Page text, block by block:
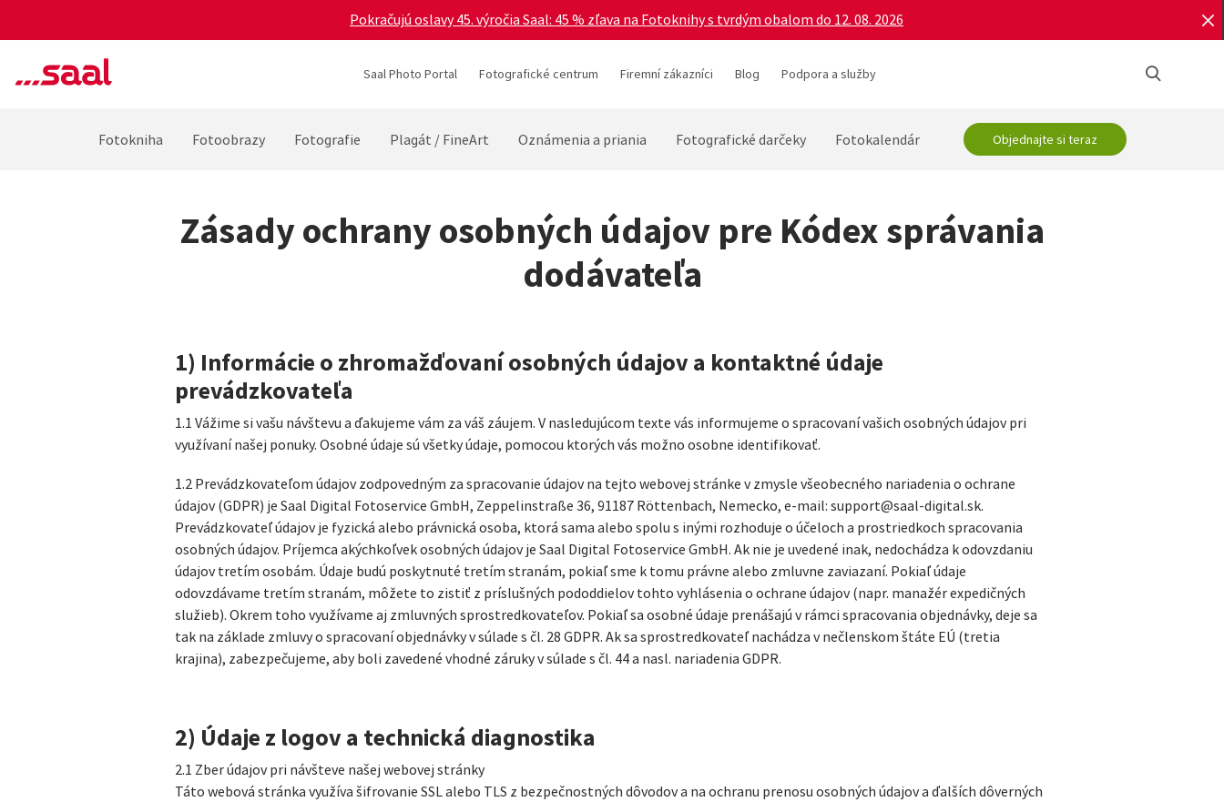
Pokračujú oslavy 45. výročia Saal: 45 % zľava na Fotoknihy s tvrdým obalom do 12. 08. 2026
Saal Photo Portal Fotografické centrum Firemní zákazníci Blog Podpora a služby
Fotokniha Fotoobrazy Fotografie Plagát / FineArt Oznámenia a priania Fotografické darčeky Fotokalendár Objednajte si teraz
Zásady ochrany osobných údajov pre Kódex správania
dodávateľa
1) Informácie o zhromažďovaní osobných údajov a kontaktné údaje
prevádzkovateľa
1.1 Vážime si vašu návštevu a ďakujeme vám za váš záujem. V nasledujúcom texte vás informujeme o spracovaní vašich osobných údajov pri
využívaní našej ponuky. Osobné údaje sú všetky údaje, pomocou ktorých vás možno osobne identifikovať.
1.2 Prevádzkovateľom údajov zodpovedným za spracovanie údajov na tejto webovej stránke v zmysle všeobecného nariadenia o ochrane
údajov (GDPR) je Saal Digital Fotoservice GmbH, Zeppelinstraße 36, 91187 Röttenbach, Nemecko, e-mail: support@saal-digital.sk.
Prevádzkovateľ údajov je fyzická alebo právnická osoba, ktorá sama alebo spolu s inými rozhoduje o účeloch a prostriedkoch spracovania
osobných údajov. Príjemca akýchkoľvek osobných údajov je Saal Digital Fotoservice GmbH. Ak nie je uvedené inak, nedochádza k odovzdaniu
údajov tretím osobám. Údaje budú poskytnuté tretím stranám, pokiaľ sme k tomu právne alebo zmluvne zaviazaní. Pokiaľ údaje
odovzdávame tretím stranám, môžete to zistiť z príslušných pododdielov tohto vyhlásenia o ochrane údajov (napr. manažér expedičných
služieb). Okrem toho využívame aj zmluvných sprostredkovateľov. Pokiaľ sa osobné údaje prenášajú v rámci spracovania objednávky, deje sa
tak na základe zmluvy o spracovaní objednávky v súlade s čl. 28 GDPR. Ak sa sprostredkovateľ nachádza v nečlenskom štáte EÚ (tretia
krajina), zabezpečujeme, aby boli zavedené vhodné záruky v súlade s čl. 44 a nasl. nariadenia GDPR.
2) Údaje z logov a technická diagnostika
2.1 Zber údajov pri návšteve našej webovej stránky
Táto webová stránka využíva šifrovanie SSL alebo TLS z bezpečnostných dôvodov a na ochranu prenosu osobných údajov a ďalších dôverných